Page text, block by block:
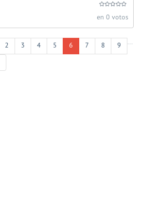
en 0 votos
2 3 4 5 6 7 8
9
...